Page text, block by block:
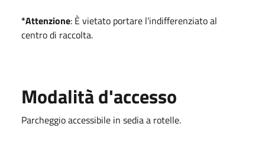
*Attenzione: È vietato portare l’indifferenziato al
centro di raccolta.
Modalità d'accesso
Parcheggio accessibile in sedia a rotelle.